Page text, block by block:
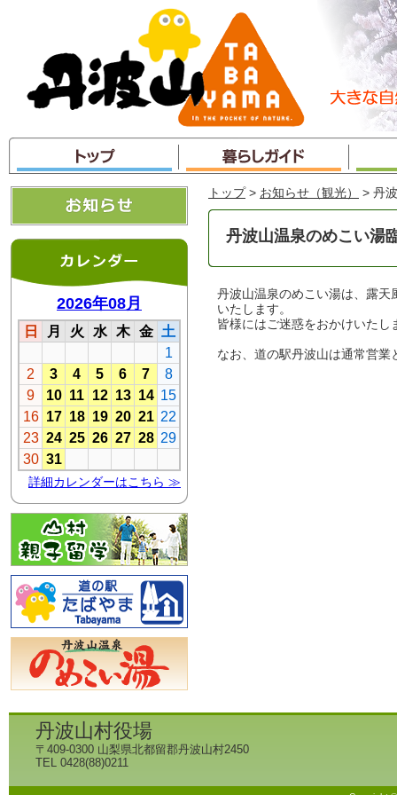
ャ
ン
プ
トップ > お知らせ（観光） > 丹
丹波山温泉のめこい湯
丹波山温泉のめこい湯は、露天
いたします。
皆様にはご迷惑をおかけいた
なお、道の駅丹波山は通常営
丹波山村役場
〒409-0300 山梨県北都留郡丹波山村2450
TEL 0428(88)0211